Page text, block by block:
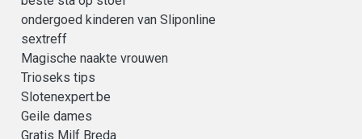
ondergoed kinderen van Sliponline
sextreff
Magische naakte vrouwen
Trioseks tips
Slotenexpert.be
Geile dames
Gratis Milf Breda